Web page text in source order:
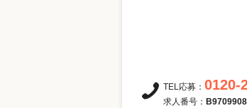
TEL応募： 0120-
求人番号： B9709908